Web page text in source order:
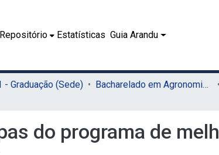
Estatísticas Guia Arandu
- Graduação (Sede) Bacharelado em Agronomia (Sede)
do programa de